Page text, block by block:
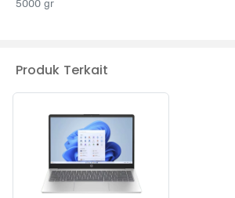
5000 gr
Produk Terkait